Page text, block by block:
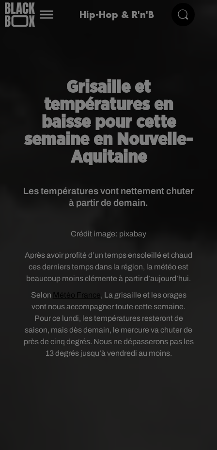
Hip-Hop & R'n'B
Grisaille et
températures en
baisse pour cette
semaine en Nouvelle-
Aquitaine
Les températures vont nettement chuter
à partir de demain.
Crédit image: pixabay
Après avoir profité d’un temps ensoleillé et chaud
ces derniers temps dans la région, la météo est
beaucoup moins clémente à partir d’aujourd’hui.
Selon Météo France, La grisaille et les orages
vont nous accompagner toute cette semaine.
Pour ce lundi, les températures resteront de
saison, mais dès demain, le mercure va chuter de
près de cinq degrés. Nous ne dépasserons pas les
13 degrés jusqu’à vendredi au moins.